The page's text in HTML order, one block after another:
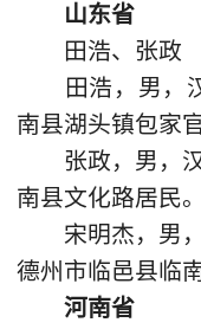
山东省
田浩、张政
田浩，男，汉
南县湖头镇包家
张政，男，汉
南县文化路居民。
宋明杰，男，
德州市临邑县临
河南省